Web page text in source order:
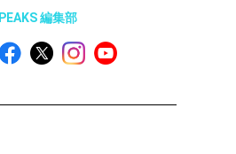
PEAKS 編集部